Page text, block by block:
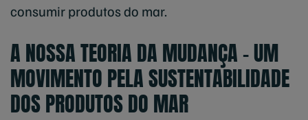
consumir produtos do mar.
A NOSSA TEORIA DA MUDANÇA - UM
MOVIMENTO PELA SUSTENTABILIDADE
DOS PRODUTOS DO MAR